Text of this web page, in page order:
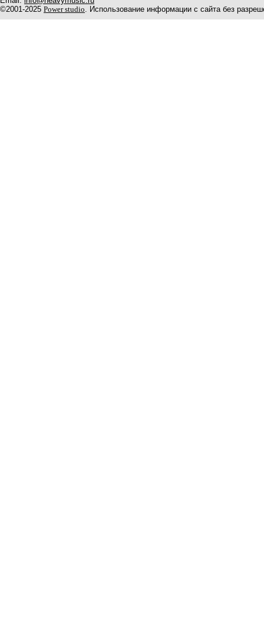
©2001-2025 Power studio. Использование информации с сайта без